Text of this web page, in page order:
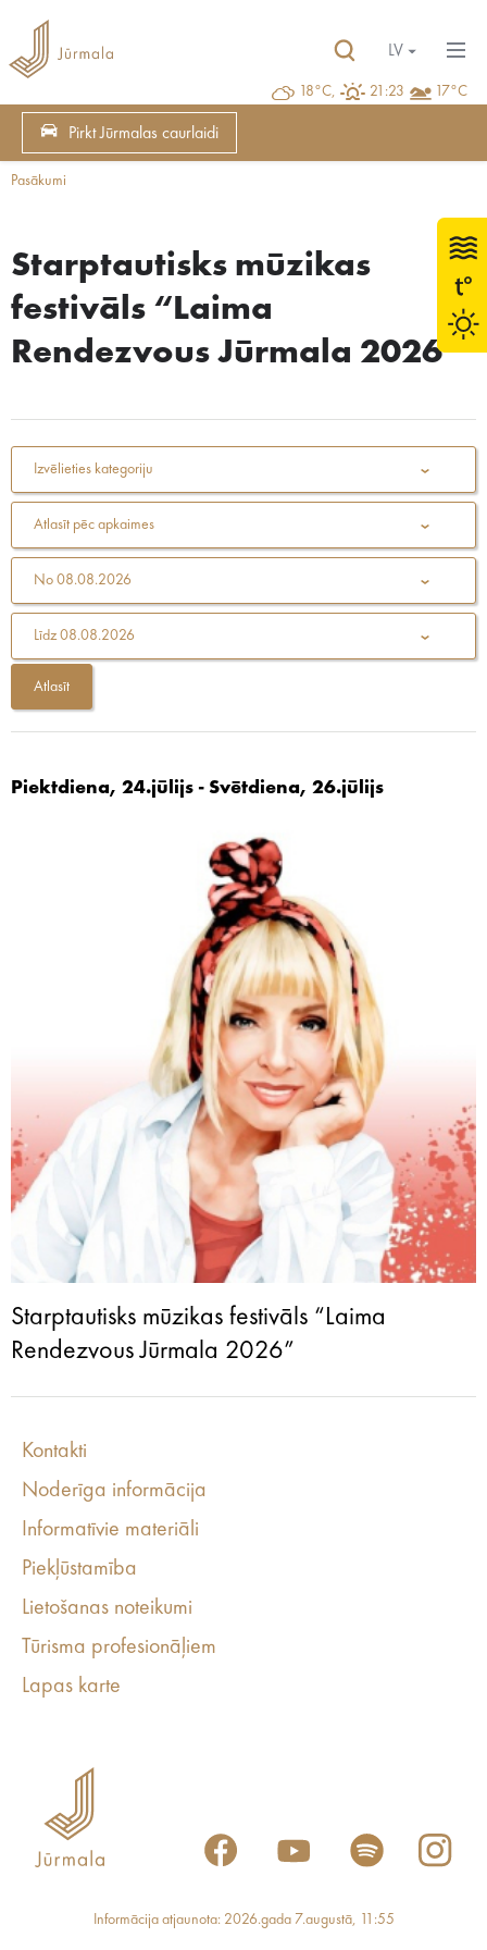
18°C, 21:23 17°C
LV
Pirkt Jūrmalas caurlaidi
Pasākumi
Starptautisks mūzikas
festivāls “Laima
Rendezvous Jūrmala 2026”
Izvēlieties kategoriju
Atlasīt pēc apkaimes
No 08.08.2026
Līdz08.08.2026
Piektdiena, 24.jūlijs - Svētdiena, 26.jūlijs
Starptautisks mūzikas festivāls “Laima
Rendezvous Jūrmala 2026”
Kontakti
Noderīga informācija
Informatīvie materiāli
Piekļūstamība
Lietošanas noteikumi
Tūrisma profesionāļiem
Lapas karte
Informācija atjaunota: 2026.gada 7.augustā, 11:55